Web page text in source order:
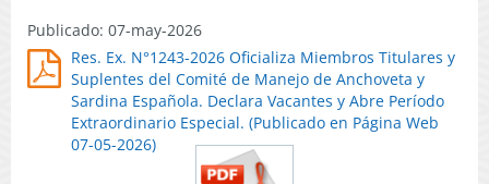
Publicado: 07-may-2026
Res. Ex. N°1243-2026 Oficializa Miembros Titulares y
Suplentes del Comité de Manejo de Anchoveta y
Sardina Española. Declara Vacantes y Abre Período
Extraordinario Especial. (Publicado en Página Web
07-05-2026)